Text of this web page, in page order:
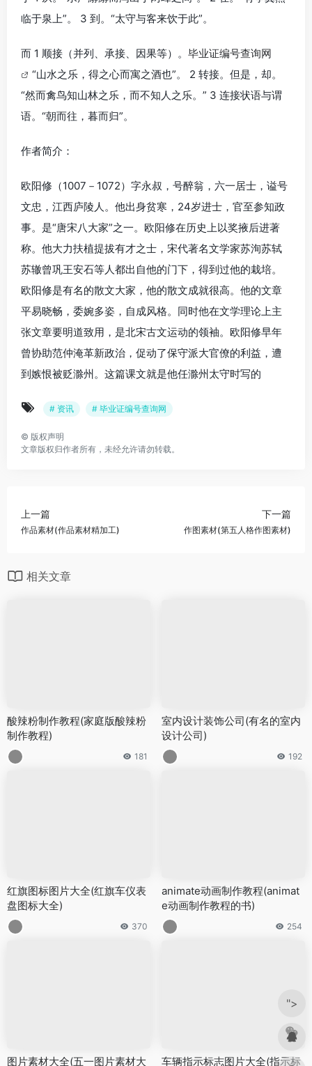
临于泉上”。 3 到。“太守与客来饮于此”。
而 1 顺接（并列、承接、因果等）。 毕业证编号查询网
“山水之乐，得之心而寓之酒也”。 2 转接。但是，却。
“然而禽鸟知山林之乐，而不知人之乐。” 3 连接状语与谓
语。“朝而往，暮而归”。
作者简介：
欧阳修（1007－1072）字永叔，号醉翁，六一居士，谥号
文忠，江西庐陵人。他出身贫寒，24岁进士，官至参知政
事。是“唐宋八大家”之一。欧阳修在历史上以奖掖后进著
称。他大力扶植提拔有才之士，宋代著名文学家苏洵苏轼
苏辙曾巩王安石等人都出自他的门下，得到过他的栽培。
欧阳修是有名的散文大家，他的散文成就很高。他的文章
平易晓畅，委婉多姿，自成风格。同时他在文学理论上主
张文章要明道致用，是北宋古文运动的领袖。欧阳修早年
曾协助范仲淹革新政治，促动了保守派大官僚的利益，遭
到嫉恨被贬滁州。这篇课文就是他任滁州太守时写的
# 资讯 # 毕业证编号查询网
© 版权声明
文章版权归作者所有，未经允许请勿转载。
上一篇
作品素材(作品素材精加工)
下一篇
作图素材(第五人格作图素材)
相关文章
酸辣粉制作教程(家庭版酸辣粉
制作教程)
181
室内设计装饰公司(有名的室内
设计公司)
192
红旗图标图片大全(红旗车仪表
盘图标大全)
370
animate动画制作教程(animat
e动画制作教程的书)
254
图片素材大全(五一图片素材大 车辆指示标志图片大全(指示标
">